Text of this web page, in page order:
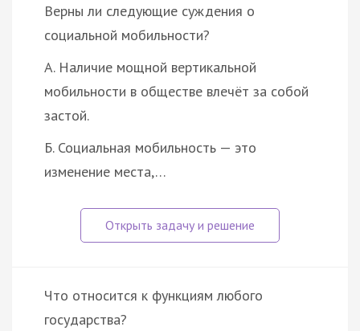
Верны ли следующие суждения о
социальной мобильности?
А. Наличие мощной вертикальной
мобильности в обществе влечёт за собой
застой.
Б. Социальная мобильность — это
изменение места,…
Что относится к функциям любого
государства?